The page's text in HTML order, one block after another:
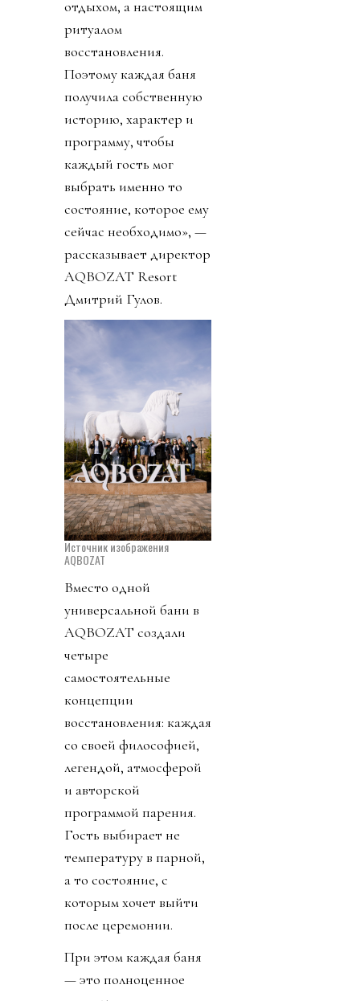
отдыхом, а настоящим
ритуалом
восстановления.
Поэтому каждая баня
получила собственную
историю, характер и
программу, чтобы
каждый гость мог
выбрать именно то
состояние, которое ему
сейчас необходимо», —
рассказывает директор
AQBOZAT Resort
Дмитрий Гулов.
Источник изображения
AQBOZAT
Вместо одной
универсальной бани в
AQBOZAT создали
четыре
самостоятельные
концепции
восстановления: каждая
со своей философией,
легендой, атмосферой
и авторской
программой парения.
Гость выбирает не
температуру в парной,
а то состояние, с
которым хочет выйти
после церемонии.
При этом каждая баня
— это полноценное